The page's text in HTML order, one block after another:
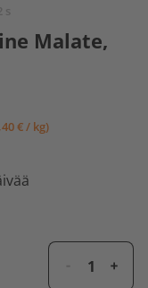
s
Malate,
€ / kg)